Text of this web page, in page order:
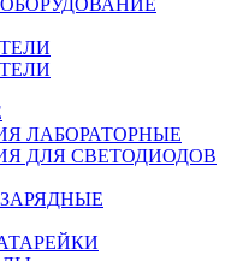
ЛАБОРАТОРНЫЕ
ДЛЯ СВЕТОДИОДОВ